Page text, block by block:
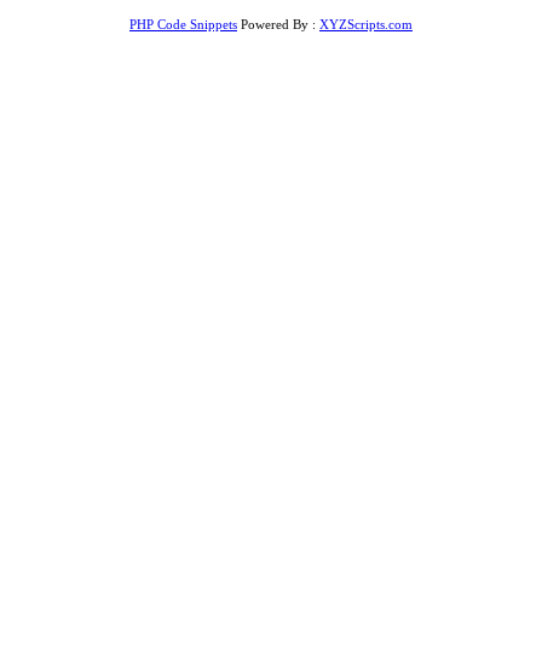
PHP Code Snippets Powered By : XYZScripts.com